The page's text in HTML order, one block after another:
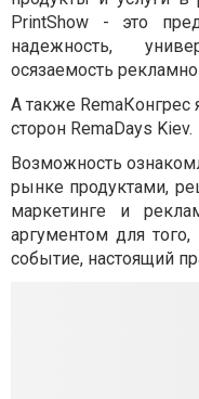
PrintShow - это
надежность,
осязаемость
А также RemaКонгрес
сторон RemaDays Kiev.
Возможность
рынке продуктами,
маркетинге и
аргументом для того,
событие, настоящий